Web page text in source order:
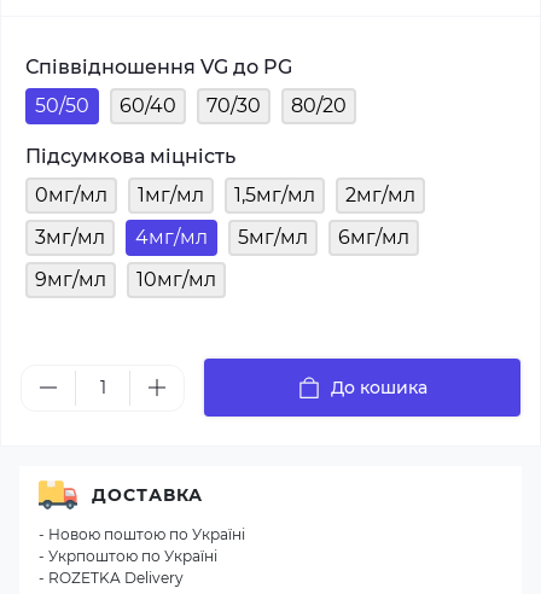
Співвідношення VG до PG
50/50
60/40 70/30 80/20
Підсумкова міцність
0мг/мл
1мг/мл 1,5мг/мл
2мг/мл
3мг/мл
4мг/мл 5мг/мл
6мг/мл
9мг/мл
10мг/мл
До кошика
ДОСТАВКА
- Новою поштою по Україні
- Укрпоштою по Україні
- ROZETKA Delivery